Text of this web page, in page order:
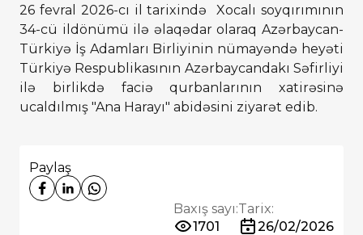
26 fevral 2026-cı il tarixində Xocalı soyqırımının
34-cü ildönümü ilə əlaqədar olaraq Azərbaycan-
Türkiyə İş Adamları Birliyinin nümayəndə heyəti
Türkiyə Respublikasının Azərbaycandakı Səfirliyi
ilə birlikdə faciə qurbanlarının xatirəsinə
ucaldılmış "Ana Harayı" abidəsini ziyarət edib.
Paylaş
Baxış sayı:
1701
Tarix:
26/02/2026